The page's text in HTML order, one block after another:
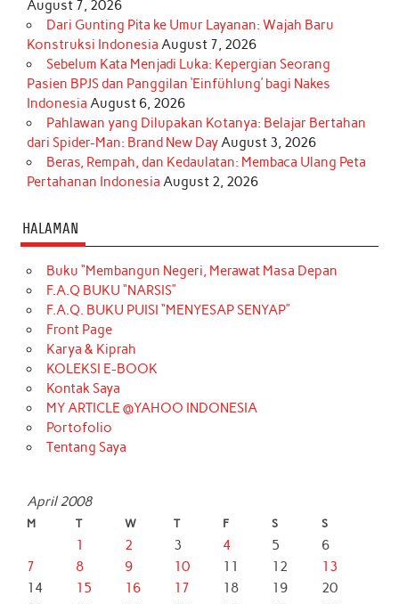
August 7, 2026
Dari Gunting Pita ke Umur Layanan: Wajah Baru
Konstruksi Indonesia August 7, 2026
Sebelum Kata Menjadi Luka: Kepergian Seorang
Pasien BPJS dan Panggilan ‘Einfühlung’ bagi Nakes
Indonesia August 6, 2026
Pahlawan yang Dilupakan Kotanya: Belajar Bertahan
dari Spider-Man: Brand New Day August 3, 2026
Beras, Rempah, dan Kedaulatan: Membaca Ulang Peta
Pertahanan Indonesia August 2, 2026
HALAMAN
Buku “Membangun Negeri, Merawat Masa Depan
F.A.Q BUKU “NARSIS”
F.A.Q. BUKU PUISI “MENYESAP SENYAP”
Front Page
Karya & Kiprah
KOLEKSI E-BOOK
Kontak Saya
MY ARTICLE @YAHOO INDONESIA
Portofolio
Tentang Saya
April 2008
M T W T F S S
1 2 3 4 5
6
7
8 9 10 11 12
13
14
15 16 17 18 19
20